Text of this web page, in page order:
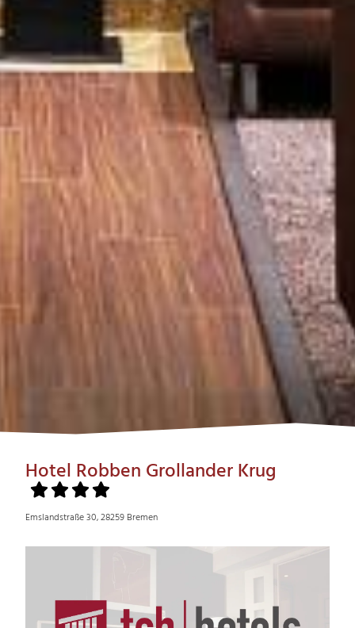
Hotel Robben Grollander Krug
Emslandstraße 30, 28259 Bremen